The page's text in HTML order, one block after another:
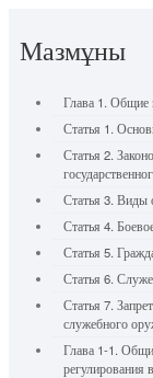
Мазмұны
Глава 1. Общие
Статья 1.
Статья 2.
Статья 3. Виды
Статья 4.
Статья 5.
Статья 6.
Статья 7.
служебного
Глава 1-1.
регулирования